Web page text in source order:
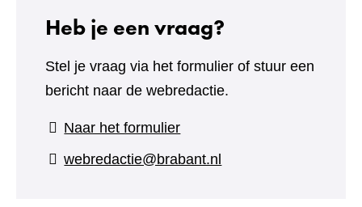
Heb je een vraag?
Stel je vraag via het formulier of stuur een
bericht naar de webredactie.
Naar het formulier(verwijst
naar
webredactie@brabant.nl